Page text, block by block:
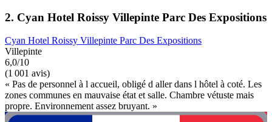
2. Cyan Hotel Roissy Villepinte Parc Des Expositions
Cyan Hotel Roissy Villepinte Parc Des Expositions
Villepinte
6,0/10
(1 001 avis)
« Pas de personnel à l accueil, obligé d aller dans l hôtel à coté. Les
zones communes en mauvaise état et salle. Chambre vétuste mais
propre. Environnement assez bruyant. »